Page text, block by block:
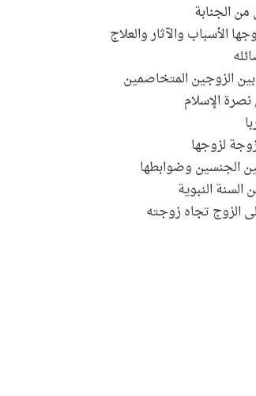
من الجنابة
الأسباب والآثار والعلاج
الزوجين المتخاصمين
الإسلام
لزوجها
الجنسين وضوابطها
السنة النبوية